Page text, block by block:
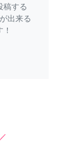
稿する
出来る